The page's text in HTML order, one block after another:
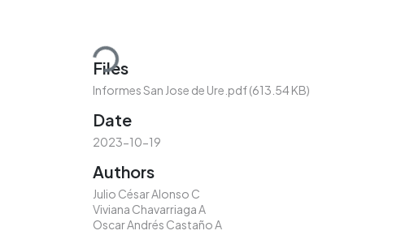
Loading...
Files
Informes San Jose de Ure.pdf(613.54 KB)
Date
2023-10-19
Authors
Julio César Alonso C
Viviana Chavarriaga A
Oscar Andrés Castaño A